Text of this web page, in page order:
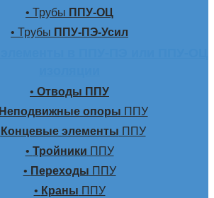
• Трубы ППУ-ОЦ
• Трубы ППУ-ПЭ-Усил
• Отводы ППУ
Неподвижные опоры ППУ
Концевые элементы ППУ
• Тройники ППУ
• Переходы ППУ
• Краны ППУ